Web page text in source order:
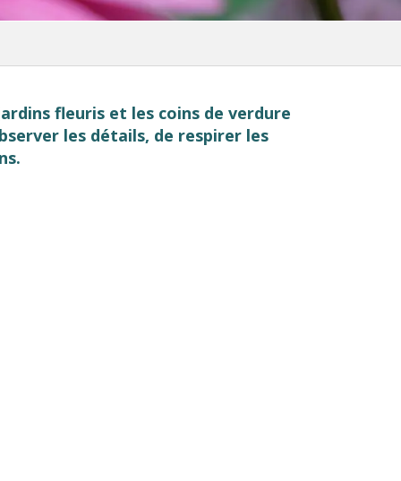
fleuris et les coins de verdure
les détails, de respirer les